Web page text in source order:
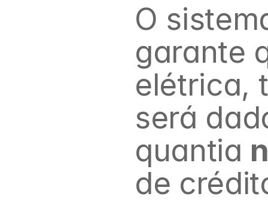
O
garante
elétrica,
será
quantia
de